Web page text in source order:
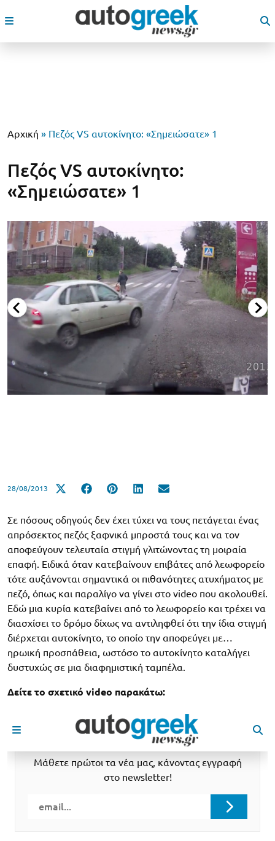
Αρχική » Πεζός VS αυτοκίνητο: «Σημειώσατε» 1
Πεζός VS αυτοκίνητο:
«Σημειώσατε» 1
28/08/2013
Σε πόσους οδηγούς δεν έχει τύχει να τους πετάγεται ένας
απρόσεκτος πεζός ξαφνικά μπροστά τους και να τον
αποφεύγουν τελευταία στιγμή γλιτώνοντας τη μοιραία
επαφή. Ειδικά όταν κατεβαίνουν επιβάτες από λεωφορείο
τότε αυξάνονται σημαντικά οι πιθανότητες ατυχήματος με
πεζό, όπως και παραλίγο να γίνει στο video που ακολουθεί.
Εδώ μια κυρία κατεβαίνει από το λεωφορείο και τρέχει να
διασχίσει το δρόμο δίχως να αντιληφθεί ότι την ίδια στιγμή
διέρχεται αυτοκίνητο, το οποίο την αποφεύγει με…
ηρωική προσπάθεια, ωστόσο το αυτοκίνητο καταλήγει
δυστυχώς σε μια διαφημιστική ταμπέλα.
Δείτε το σχετικό video παρακάτω: